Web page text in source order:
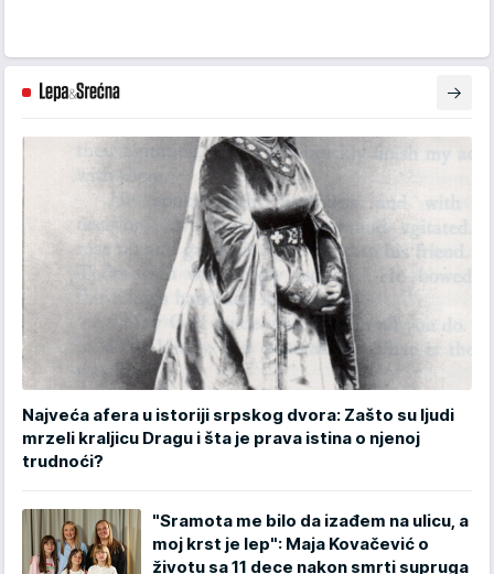
Najveća afera u istoriji srpskog dvora: Zašto su ljudi
mrzeli kraljicu Dragu i šta je prava istina o njenoj
trudnoći?
"Sramota me bilo da izađem na ulicu, a
moj krst je lep": Maja Kovačević o
životu sa 11 dece nakon smrti supruga